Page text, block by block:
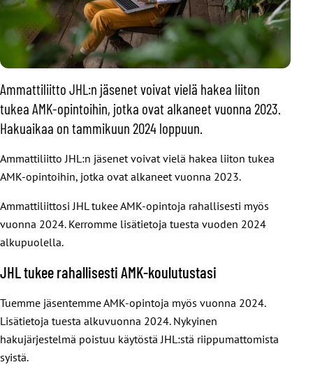
Ammattiliitto JHL:n jäsenet voivat vielä hakea liiton
tukea AMK-opintoihin, jotka ovat alkaneet vuonna 2023.
Hakuaikaa on tammikuun 2024 loppuun.
Ammattiliitto JHL:n jäsenet voivat vielä hakea liiton tukea
AMK-opintoihin, jotka ovat alkaneet vuonna 2023.
Ammattiliittosi JHL tukee AMK-opintoja rahallisesti myös
vuonna 2024. Kerromme lisätietoja tuesta vuoden 2024
alkupuolella.
JHL tukee rahallisesti AMK-koulutustasi
Tuemme jäsentemme AMK-opintoja myös vuonna 2024.
Lisätietoja tuesta alkuvuonna 2024. Nykyinen
hakujärjestelmä poistuu käytöstä JHL:stä riippumattomista
syistä.